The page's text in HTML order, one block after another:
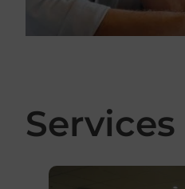
Services
En savoir plus